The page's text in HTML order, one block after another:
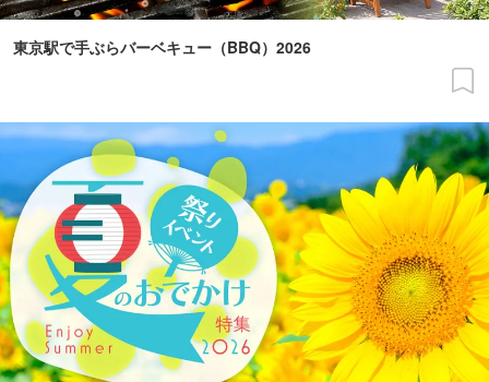
東京駅で手ぶらバーベキュー（BBQ）2026